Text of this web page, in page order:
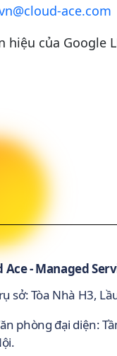
ace.com
của Google
Ace - Managed
sở: Tòa Nhà H3,
phòng đại diện: